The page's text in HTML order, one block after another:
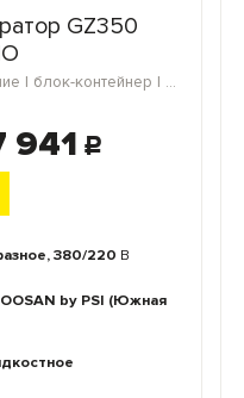
GZ350
открытое исполнение | блок-контейнер | морской контейнер | в кожухе
941 c
380/220 В
by PSI (Южная